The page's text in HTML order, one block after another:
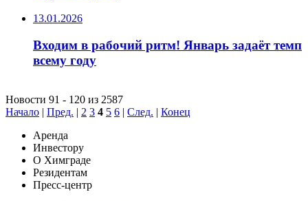
13.01.2026
Входим в рабочий ритм! Январь задаёт темп
всему году
Новости 91 - 120 из 2587
Начало | Пред. | 2 3 4 5 6 | След. | Конец
Аренда
Инвестору
О Химграде
Резидентам
Пресс-центр